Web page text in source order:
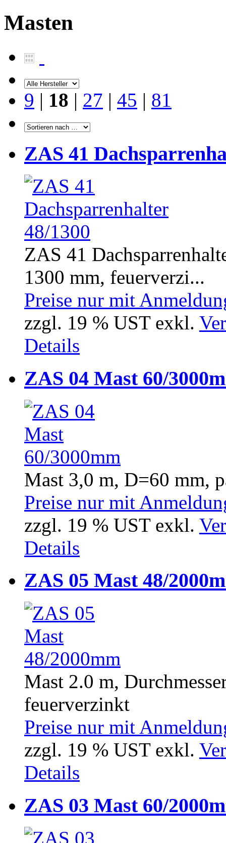
Masten
9 | 18 | 27 | 45 | 81
ZAS 41
ZAS 41
1300 mm, feuerverzi...
Preise nur mit
zzgl. 19 % UST exkl.
Details
ZAS 04 Mast 60/
Mast 3,0 m, D=60 mm,
Preise nur mit
zzgl. 19 % UST exkl.
Details
ZAS 05 Mast 48/
Mast 2.0 m,
feuerverzinkt
Preise nur mit
zzgl. 19 % UST exkl.
Details
ZAS 03 Mast 60/